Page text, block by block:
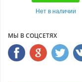
Нет в наличии
МЫ В СОЦСЕТЯХ